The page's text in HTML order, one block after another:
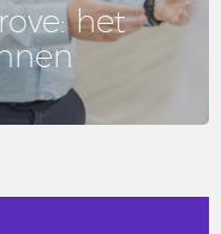
het